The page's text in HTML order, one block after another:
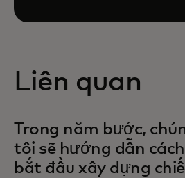
Liên quan
Trong năm bước,
tôi sẽ hướng dẫn cách
bắt đầu xây dựng